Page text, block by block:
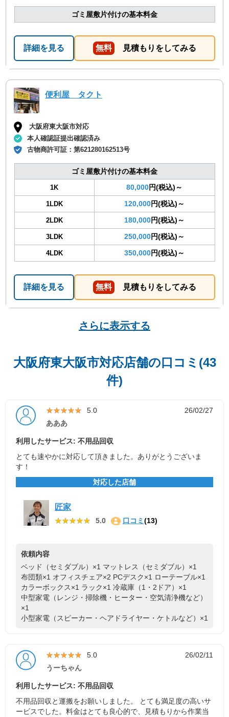
ゴミ屋敷片付けの基本料金
詳細を見る 無料 見積もりをしてみる
便利屋 タクト
大阪府東大阪市対応
本人確認証提出確認済み
古物商許可証：第621280162513号
ゴミ屋敷片付けの基本料金
1K 80,000円(税込)～
1LDK 120,000円(税込)～
2LDK 180,000円(税込)～
3LDK 250,000円(税込)～
4LDK 350,000円(税込)～
詳細を見る 無料 見積もりをしてみる
さらに表示する
大阪府東大阪市対応店舗の口コミ(43
件)
★★★★★
★★★★★ 5.0
26/02/27
あああ
利用したサービス: 不用品回収
とても速やかに対応して頂きました。ありがとうございま
す！
対応した店舗
匠家
★★★★★
★★★★★ 5.0 口コミ (13)
依頼内容
ベッド（セミダブル）×1 マットレス（セミダブル）×1
布団類×1 オフィスチェア×2 PCデスク×1 ローテーブル×1
カラーボックス×1 ラック×1 冷蔵庫（1・2ドア）×1
中型家電（レンジ・掃除機・ヒーター・空気清浄機など）
×1
小型家電（スピーカー・ヘアドライヤー・ケトルなど）×1
★★★★★
★★★★★ 5.0
26/02/11
うーちゃん
利用したサービス: 不用品回収
不用品回収と運搬をお願いしました。 とても満足度の高いサ
ービスでした。料金はとても良心的で、見積もりから作業当